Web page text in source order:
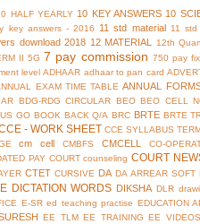
HALF YEARLY 10 KEY ANSWERS 10
key answers - 2016 11 std material 11 std
download 2018 12 MATERIAL 12th
II 5G 7 pay commission 750 pay
level ADHAAR adhaar to pan card
EXAM TIME TABLE ANNUAL
BDG-RDG CIRCULAR BEO BEO CELL
GO BOOK BACK Q/A BRC BRTE BRTE
- WORK SHEET CCE SYLLABUS
cm cell CMBFS CMCELL CO-
PAY COURT counseling COURT
CTET CURSIVE DA DA ARREAR SOFT
DICTATION WORDS DIKSHA DLR
E-SR ed teaching practise EDUCATION
EE TLM EE TRAINING EE VIDEOS